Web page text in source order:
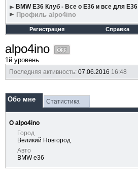
BMW E36 Клуб - Все о Е36 и все для Е36
Профиль alpo4ino
Регистрация Справка
alpo4ino
1й уровень
Последняя активность:07.06.2016 16:48
Обо мне Статистика
О alpo4ino
Город
Великий Новгород
Авто
BMW e36